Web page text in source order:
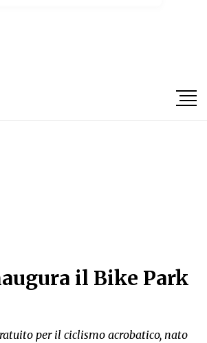
il Bike Park
per il ciclismo acrobatico, nato